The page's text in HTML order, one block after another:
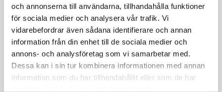
och annonserna till användarna, tillhandahålla funktioner
för sociala medier och analysera vår trafik. Vi
vidarebefordrar även sådana identifierare och annan
information från din enhet till de sociala medier och
annons- och analysföretag som vi samarbetar med.
Dessa kan i sin tur kombinera informationen med annan
information som du har tillhandahållit eller som de har
Kontakta oss
040 611 6130
kontakt@risskov.se
Våra öppetider är: